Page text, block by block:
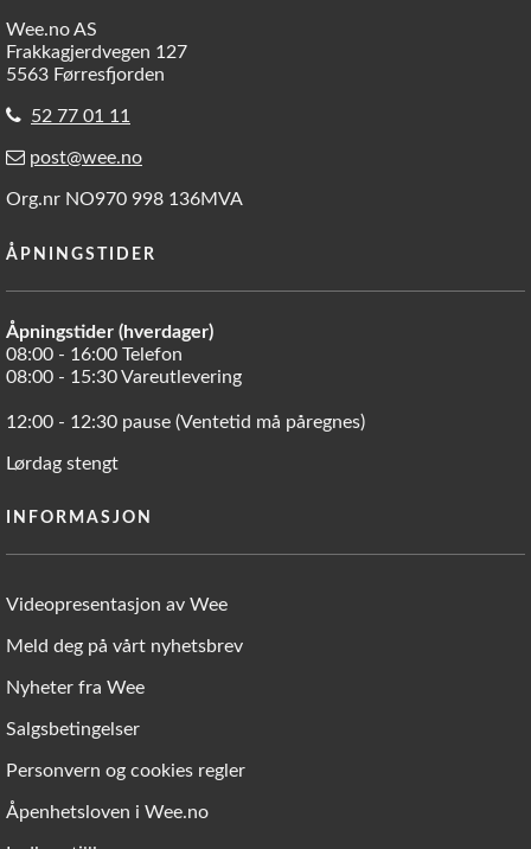
Wee.no AS
Frakkagjerdvegen 127
5563 Førresfjorden
52 77 01 11
post@wee.no
Org.nr NO970 998 136MVA
ÅPNINGSTIDER
Åpningstider (hverdager)
08:00 - 16:00 Telefon
08:00 - 15:30 Vareutlevering
12:00 - 12:30 pause (Ventetid må påregnes)
Lørdag stengt
INFORMASJON
Videopresentasjon av Wee
Meld deg på vårt nyhetsbrev
Nyheter fra Wee
Salgsbetingelser
Personvern og cookies regler
Åpenhetsloven i Wee.no